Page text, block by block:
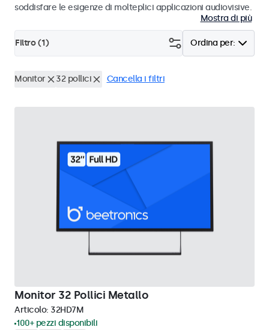
soddisfare le esigenze di molteplici applicazioni audiovisive.
Mostra di più
Ordina per:
Filtro (1)
Monitor 32 pollici Cancella i filtri
Monitor 32 Pollici Metallo
Articolo: 32HD7M
100+ pezzi disponibili